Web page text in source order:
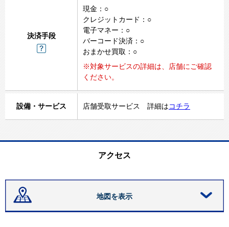
決済手段
現金：○
クレジットカード：○
電子マネー：○
バーコード決済：○
おまかせ買取：○
※対象サービスの詳細は、店舗にご確認
ください。
設備・サービス 店舗受取サービス 詳細はコチラ
アクセス
地図を表示